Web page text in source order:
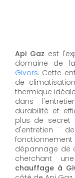
Api Gaz est
domaine de
Givors. Cette
de
thermique
dans
durabilité et
plus de
d'entretien
dépannage de
cherchant
chauffage à